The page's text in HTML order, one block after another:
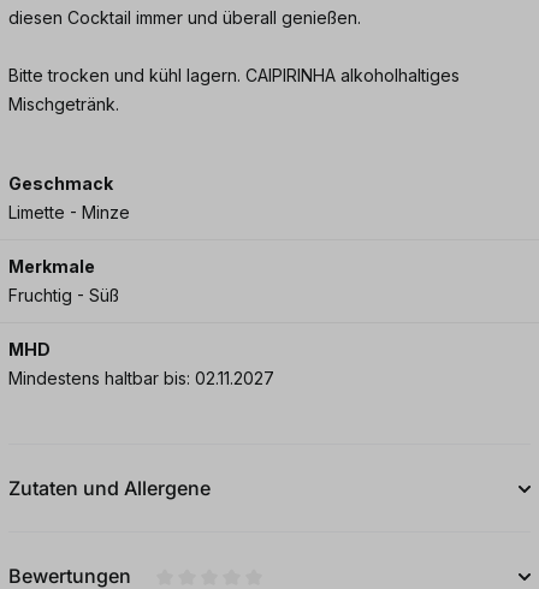
diesen Cocktail immer und überall genießen.
Bitte trocken und kühl lagern. CAIPIRINHA alkoholhaltiges
Mischgetränk.
Geschmack
Limette - Minze
Merkmale
Fruchtig - Süß
MHD
Mindestens haltbar bis: 02.11.2027
Zutaten und Allergene
Bewertungen